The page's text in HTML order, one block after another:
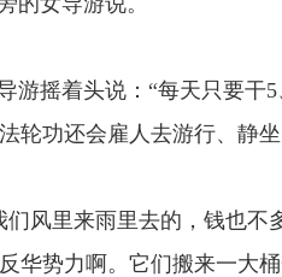
摇着头说：“每天只要干5
轮功还会雇人去游行、静
里来雨里去的，钱也不
华势力啊。它们搬来一大